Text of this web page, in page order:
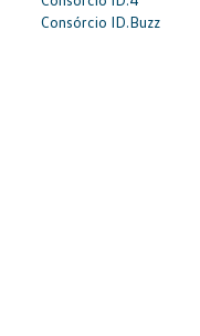
Consórcio ID.Buzz